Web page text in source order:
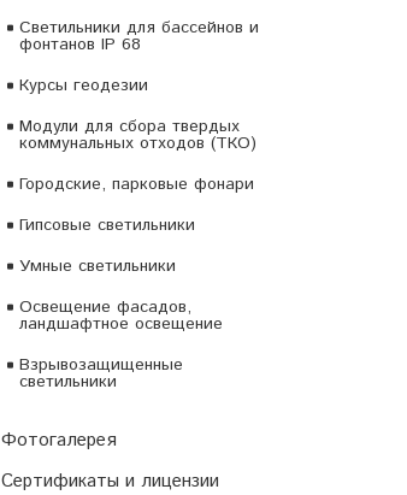
Светильники для бассейнов и
фонтанов IP 68
Курсы геодезии
Модули для сбора твердых
коммунальных отходов (ТКО)
Городские, парковые фонари
Гипсовые светильники
Умные светильники
Освещение фасадов,
ландшафтное освещение
Взрывозащищенные
светильники
Фотогалерея
Сертификаты и лицензии